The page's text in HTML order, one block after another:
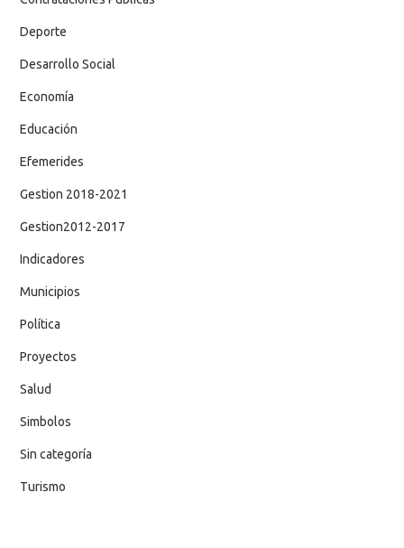
Deporte
Desarrollo Social
Economía
Educación
Efemerides
Gestion 2018-2021
Gestion2012-2017
Indicadores
Municipios
Política
Proyectos
Salud
Simbolos
Sin categoría
Turismo